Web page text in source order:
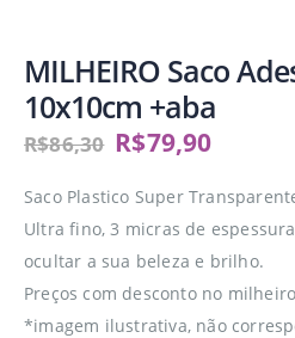
MILHEIRO Saco
10x10cm +aba
R$86,30 R$79,90
Saco Plastico Super
Ultra fino, 3 micras de
ocultar a sua beleza e brilho.
Preços com desconto no
*imagem ilustrativa, não